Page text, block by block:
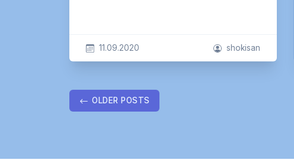
11.09.2020 shokisan
PostsOLDER POSTS